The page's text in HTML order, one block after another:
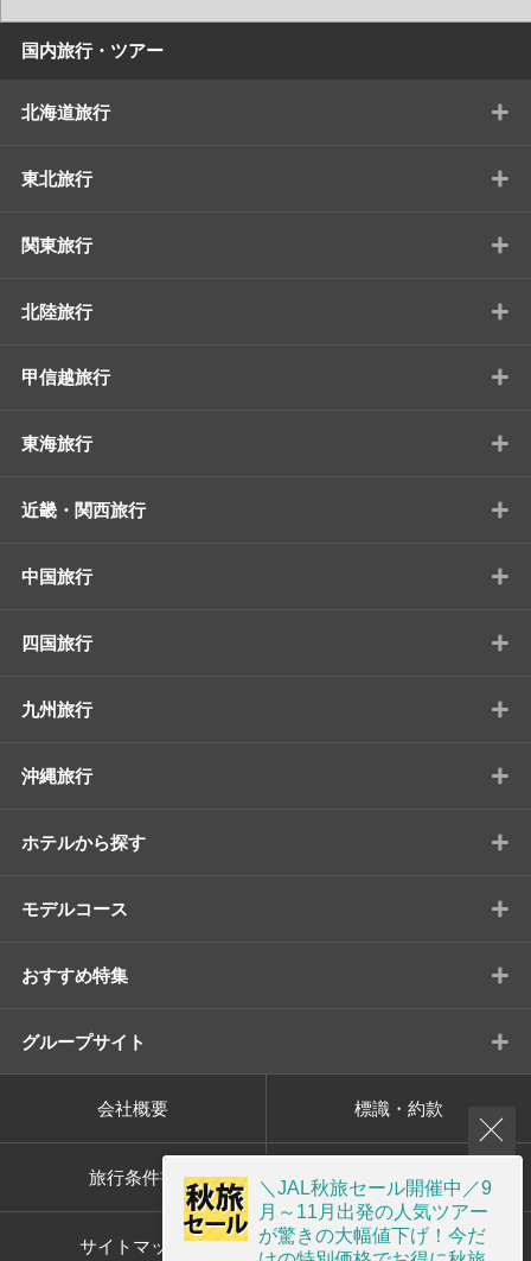
国内旅行・ツアー
北海道旅行 +
東北旅行 +
関東旅行 +
北陸旅行 +
甲信越旅行 +
東海旅行 +
近畿・関西旅行 +
中国旅行 +
四国旅行 +
九州旅行 +
沖縄旅行 +
ホテルから探す +
モデルコース +
おすすめ特集 +
グループサイト +
会社概要 標識・約款
旅行条件書 プライバシーポリシー
サイトマップ 画面共有サポート
＼JAL秋旅セール開催中／9
月～11月出発の人気ツアー
が驚きの大幅値下げ！今だ